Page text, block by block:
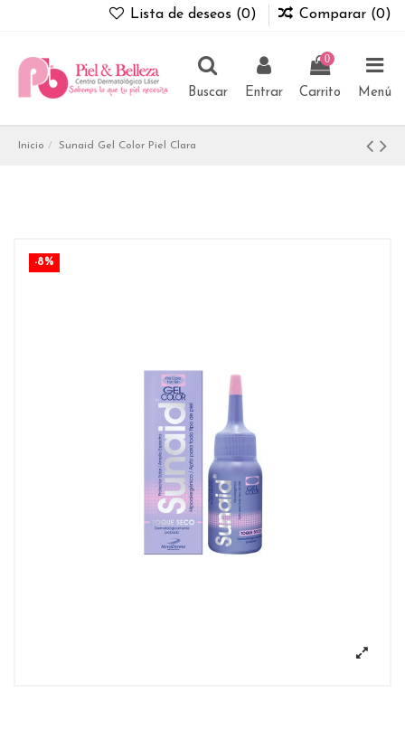
Lista de deseos (0) Comparar (0)
Buscar Entrar
0
Carrito Menú
Inicio Sunaid Gel Color Piel Clara
-8%